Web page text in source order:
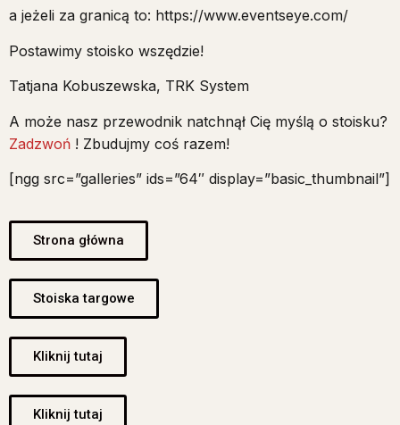
a jeżeli za granicą to: https://www.eventseye.com/
Postawimy stoisko wszędzie!
Tatjana Kobuszewska, TRK System
A może nasz przewodnik natchnął Cię myślą o stoisku?
Zadzwoń ! Zbudujmy coś razem!
[ngg src=”galleries” ids=”64″ display=”basic_thumbnail”]
Strona główna
Stoiska targowe
Kliknij tutaj
Kliknij tutaj